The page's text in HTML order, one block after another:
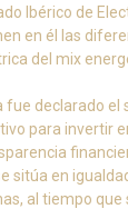
Ibérico de
en él las
del mix
fue declarado el
para invertir
sitúa en
al tiempo que